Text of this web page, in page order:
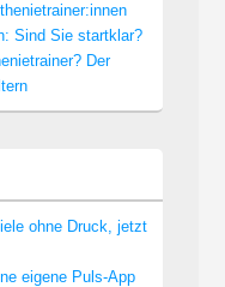
Sind Sie startklar?
Der
ohne Druck, jetzt
eigene Puls-App